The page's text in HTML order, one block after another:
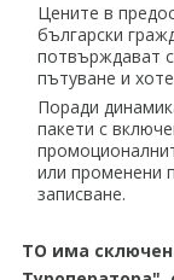
Цените в
български
потвърждават
пътуване и
Поради
пакети с
или променени
записване.
ТO има